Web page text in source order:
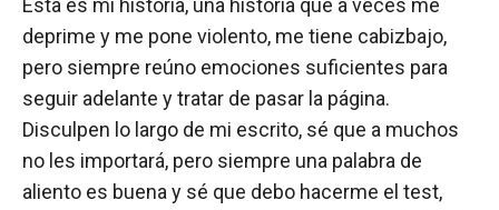
Esta es mi historia, una historia que a veces me
deprime y me pone violento, me tiene cabizbajo,
pero siempre reúno emociones suficientes para
seguir adelante y tratar de pasar la página.
Disculpen lo largo de mi escrito, sé que a muchos
no les importará, pero siempre una palabra de
aliento es buena y sé que debo hacerme el test,